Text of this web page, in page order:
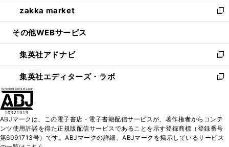
く
で
開
ド
ウ
開
く
ィ
ン
ウ
で
開
く
い
ウ
ン
ド
ウ
で
zakka market
新
し
ウ
ィ
ン
ド
く
その他WEBサービス
集英社アドナビ
新
し
い
ド
ウ
で
集英社エディターズ・ラボ
新
ィ
ン
ド
ABJマークは、この電子書店・電子書籍配信サービスが、著作権者からコンテ
ンツ使用許諾を得た正規版配信サービスであることを示す登録商標（登録番号
第6091713号）です。ABJマークの詳細、ABJマークを掲示しているサービス